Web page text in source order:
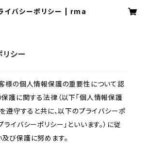
イバシーポリシー | rma
リシー
客様の個人情報保護の重要性について認
護に関する法律（以下「個人情報保護
を遵守すると共に、以下のプライバシーポ
ライバシーポリシー」といいます。）に従
び保護に努めます。